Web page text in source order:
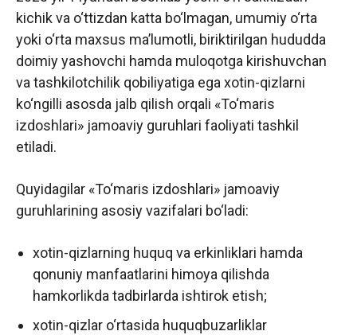
kichik va o‘ttizdan katta bo‘lmagan, umumiy o‘rta
yoki o‘rta maxsus ma’lumotli, biriktirilgan hududda
doimiy yashovchi hamda muloqotga kirishuvchan
va tashkilotchilik qobiliyatiga ega xotin-qizlarni
ko‘ngilli asosda jalb qilish orqali «To‘maris
izdoshlari» jamoaviy guruhlari faoliyati tashkil
etiladi.
Quyidagilar «To‘maris izdoshlari» jamoaviy
guruhlarining asosiy vazifalari bo‘ladi:
xotin-qizlarning huquq va erkinliklari hamda
qonuniy manfaatlarini himoya qilishda
hamkorlikda tadbirlarda ishtirok etish;
xotin-qizlar o‘rtasida huquqbuzarliklar